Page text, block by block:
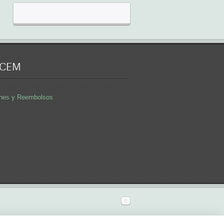
y Reembolsos